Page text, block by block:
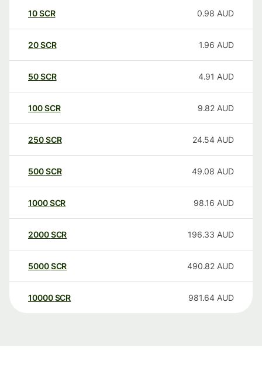
10SCR 0.98 AUD
20SCR 1.96 AUD
50SCR 4.91 AUD
100SCR 9.82 AUD
250SCR 24.54 AUD
500SCR 49.08 AUD
1000SCR 98.16 AUD
2000SCR 196.33 AUD
5000SCR 490.82 AUD
10000 SCR 981.64 AUD